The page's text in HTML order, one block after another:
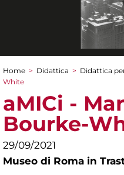
Tu sei qui
Home > Didattica > Didattica
White
aMICi -
Bourke-
29/09/2021
Museo di Roma in